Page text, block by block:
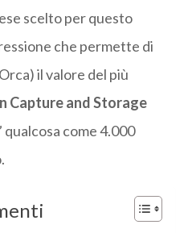
scelto per questo
che permette di
il valore del più
Capture and Storage
come 4.000